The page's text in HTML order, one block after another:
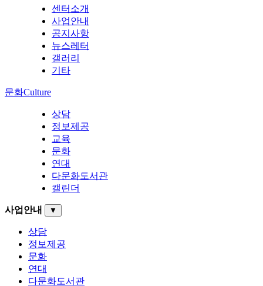
센터소개
사업안내
공지사항
뉴스레터
갤러리
기타
문화Culture
상담
정보제공
교육
문화
연대
다문화도서관
캘린더
사업안내 ▼
상담
정보제공
문화
연대
다문화도서관